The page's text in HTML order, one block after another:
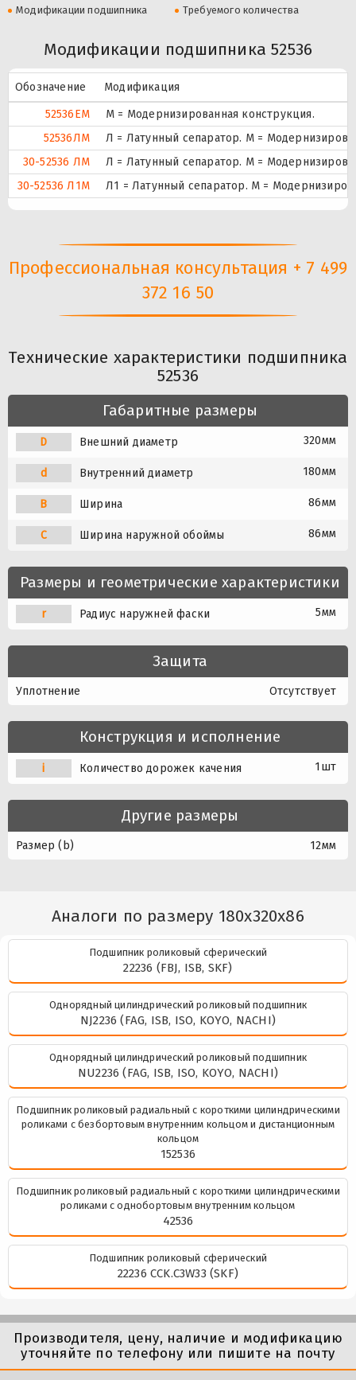
Модификации подшипника
Требуемого количества
Модификации подшипника 52536
Обозначение
Модификация
52536EМ
М = Модернизированная конструкция.
52536ЛМ
Л = Латунный сепаратор. М =
30-52536 ЛМ
Л = Латунный сепаратор. М =
30-52536 Л1М
Л1 = Латунный сепаратор. М =
Профессиональная консультация + 7 499
372 16 50
Технические характеристики подшипника
52536
Габаритные размеры
D Внешний диаметр 320мм
d Внутренний диаметр 180мм
B Ширина 86мм
C Ширина наружной обоймы 86мм
Размеры и геометрические характеристики
r Радиус наружней фаски 5мм
Защита
Уплотнение Отсутствует
Конструкция и исполнение
i Количество дорожек качения 1шт
Другие размеры
Размер (b) 12мм
Аналоги по размеру 180x320x86
Подшипник роликовый сферический
22236 (FBJ, ISB, SKF)
Однорядный цилиндрический роликовый подшипник
NJ2236 (FAG, ISB, ISO, KOYO, NACHI)
Однорядный цилиндрический роликовый подшипник
NU2236 (FAG, ISB, ISO, KOYO, NACHI)
Подшипник роликовый радиальный с короткими цилиндрическими
роликами с безбортовым внутренним кольцом и дистанционным
кольцом
152536
Подшипник роликовый радиальный с короткими цилиндрическими
роликами с однобортовым внутренним кольцом
42536
Подшипник роликовый сферический
22236 CCK.C3W33 (SKF)
Производителя, цену, наличие и модификацию
уточняйте по телефону или пишите на почту